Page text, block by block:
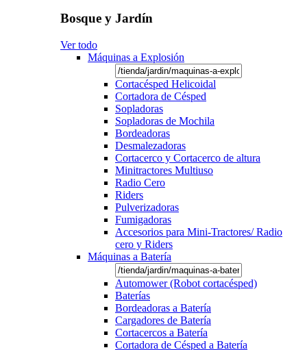
Bosque y Jardín
Ver todo
Máquinas a Explosión
Cortacésped Helicoidal
Cortadora de Césped
Sopladoras
Sopladoras de Mochila
Bordeadoras
Desmalezadoras
Cortacerco y Cortacerco de altura
Minitractores Multiuso
Radio Cero
Riders
Pulverizadoras
Fumigadoras
Accesorios para Mini-Tractores/ Radio
cero y Riders
Máquinas a Batería
Automower (Robot cortacésped)
Baterías
Bordeadoras a Batería
Cargadores de Batería
Cortacercos a Batería
Cortadora de Césped a Batería